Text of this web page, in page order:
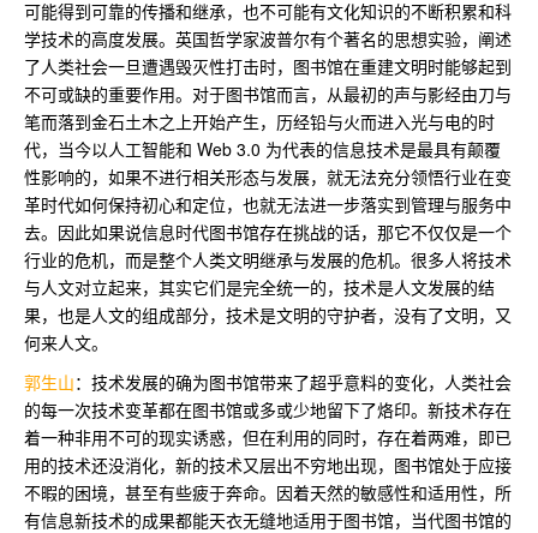
可能得到可靠的传播和继承，也不可能有文化知识的不断积累和科
学技术的高度发展。英国哲学家波普尔有个著名的思想实验，阐述
了人类社会一旦遭遇毁灭性打击时，图书馆在重建文明时能够起到
不可或缺的重要作用。对于图书馆而言，从最初的声与影经由刀与
笔而落到金石土木之上开始产生，历经铅与火而进入光与电的时
代，当今以人工智能和 Web 3.0 为代表的信息技术是最具有颠覆
性影响的，如果不进行相关形态与发展，就无法充分领悟行业在变
革时代如何保持初心和定位，也就无法进一步落实到管理与服务中
去。因此如果说信息时代图书馆存在挑战的话，那它不仅仅是一个
行业的危机，而是整个人类文明继承与发展的危机。很多人将技术
与人文对立起来，其实它们是完全统一的，技术是人文发展的结
果，也是人文的组成部分，技术是文明的守护者，没有了文明，又
何来人文。
郭生山：技术发展的确为图书馆带来了超乎意料的变化，人类社会
的每一次技术变革都在图书馆或多或少地留下了烙印。新技术存在
着一种非用不可的现实诱惑，但在利用的同时，存在着两难，即已
用的技术还没消化，新的技术又层出不穷地出现，图书馆处于应接
不暇的困境，甚至有些疲于奔命。因着天然的敏感性和适用性，所
有信息新技术的成果都能天衣无缝地适用于图书馆，当代图书馆的